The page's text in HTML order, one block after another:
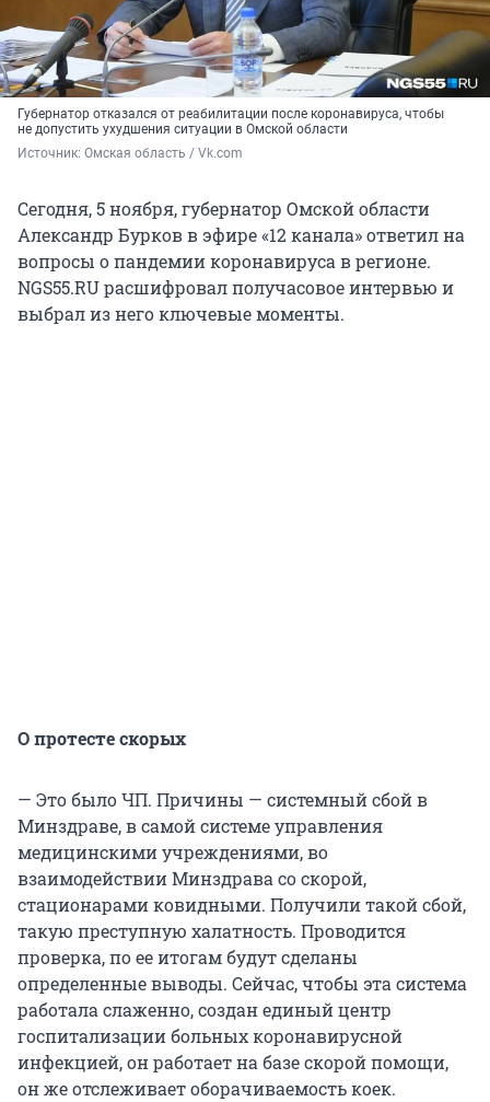
Губернатор отказался от реабилитации после коронавируса, чтобы
не допустить ухудшения ситуации в Омской области
Источник: Омская область / Vk.com
Сегодня, 5 ноября, губернатор Омской области
Александр Бурков в эфире «12 канала» ответил на
вопросы о пандемии коронавируса в регионе.
NGS55.RU расшифровал получасовое интервью и
выбрал из него ключевые моменты.
О протесте скорых
— Это было ЧП. Причины — системный сбой в
Минздраве, в самой системе управления
медицинскими учреждениями, во
взаимодействии Минздрава со скорой,
стационарами ковидными. Получили такой сбой,
такую преступную халатность. Проводится
проверка, по ее итогам будут сделаны
определенные выводы. Сейчас, чтобы эта система
работала слаженно, создан единый центр
госпитализации больных коронавирусной
инфекцией, он работает на базе скорой помощи,
он же отслеживает оборачиваемость коек.